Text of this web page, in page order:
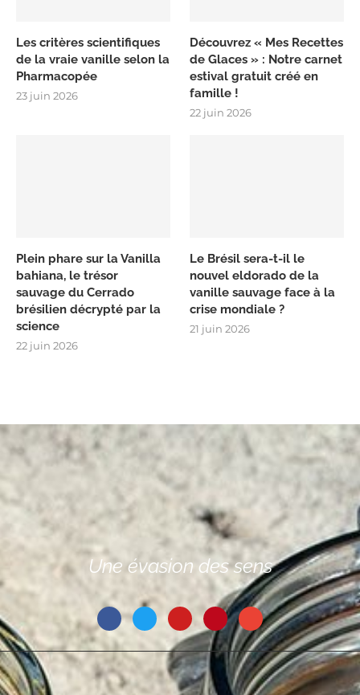
Les critères scientifiques
de la vraie vanille selon la
Pharmacopée
23 juin 2026
Découvrez « Mes Recettes
de Glaces » : Notre carnet
estival gratuit créé en
famille !
22 juin 2026
Plein phare sur la Vanilla
bahiana, le trésor
sauvage du Cerrado
brésilien décrypté par la
science
22 juin 2026
Le Brésil sera-t-il le
nouvel eldorado de la
vanille sauvage face à la
crise mondiale ?
21 juin 2026
Une évasion des sens